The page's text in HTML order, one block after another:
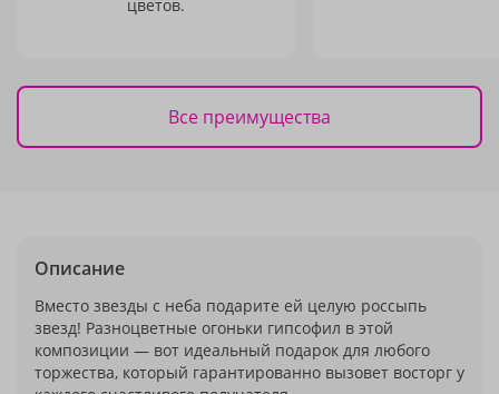
цветов.
Все преимущества
Описание
Вместо звезды с неба подарите ей целую россыпь
звезд! Разноцветные огоньки гипсофил в этой
композиции — вот идеальный подарок для любого
торжества, который гарантированно вызовет восторг у